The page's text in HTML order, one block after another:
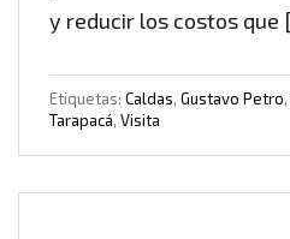
y reducir los costos que
Etiquetas: Caldas, Gustavo Petro,
Tarapacá, Visita